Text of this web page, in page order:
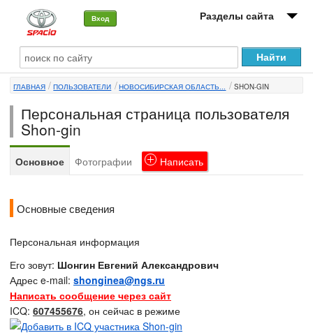
Вход Разделы сайта
О машине
Автоклуб
Форумы
Сервисы и услуги
ГЛАВНАЯ ПОЛЬЗОВАТЕЛИ НОВОСИБИРСКАЯ ОБЛАСТЬ... SHON-GIN
Персональная страница пользователя
Shon-gin
Основное Фотографии Написать
Основные сведения
Персональная информация
Его зовут: Шонгин Евгений Александрович
Адрес e-mail: shonginea@ngs.ru
Написать сообщение через сайт
ICQ: 607455676, он сейчас в режиме